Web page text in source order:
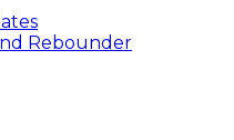
Rebounder